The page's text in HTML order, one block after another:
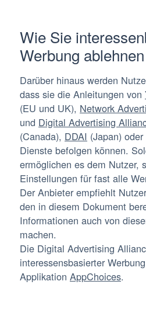
Wie Sie
Werbung
Darüber hinaus werden
dass sie die Anleitungen von
(EU und UK), Network
und Digital Advertising
(Canada), DDAI (Japan)
Dienste befolgen können.
ermöglichen es dem Nutzer,
Einstellungen für fast alle
Der Anbieter empfiehlt
den in diesem Dokument
Informationen auch von
machen.
Die Digital Advertising
interessensbasierter
Applikation AppChoices.